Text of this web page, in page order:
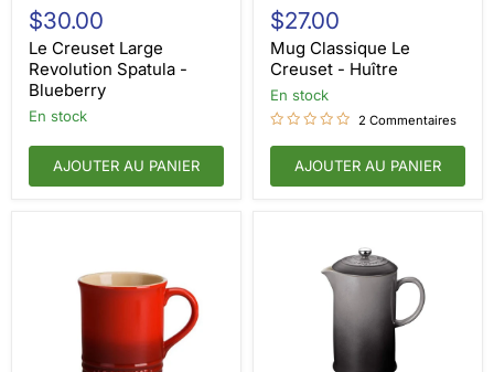
Creuset
Large
Revolution
Spatula
Blueberry
$30.00
Le Creuset Large
Revolution Spatula -
Blueberry
en stock
AJOUTER AU PANIER
Classique
Le
Creuset
Huître
$27.00
Mug Classique Le
Creuset - Huître
en stock
2 Commentaires
AJOUTER AU PANIER